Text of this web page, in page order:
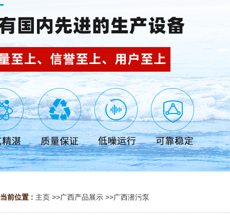
当前位置 : 主页 >>广西产品展示 >>广西潜污泵